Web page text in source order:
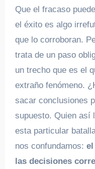
Que el fracaso
el éxito es algo
que lo corroboran.
trata de un paso
un trecho que es el
extraño fenómeno.
sacar conclusiones
supuesto. Quien así
esta particular
nos confundamos:
las decisiones